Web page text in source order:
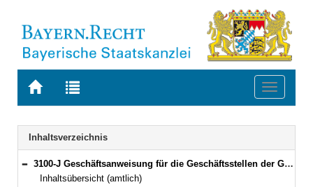
Zur
BAYERN.RECHT
Zur
letzten
Suche
Toggle
Navigation
Inhaltsverzeichnis
Bereich reduzieren
3100-J Geschäftsanweisung für die Geschäftsstellen der Gerichte in bürgerlichen Rechtsstreitigkeiten, Zwangsvollstreckungs- und Insolvenzverfahren (GAbRZwIns) Bekanntmachung des Bayerischen Staatsministeriums der Justiz und für Verbraucherschutz vom 2. November 2010, Az. 1463 - I - 3789/2008 (JMBl. S. 110) (§§ 1–90)
Inhaltsübersicht (amtlich)